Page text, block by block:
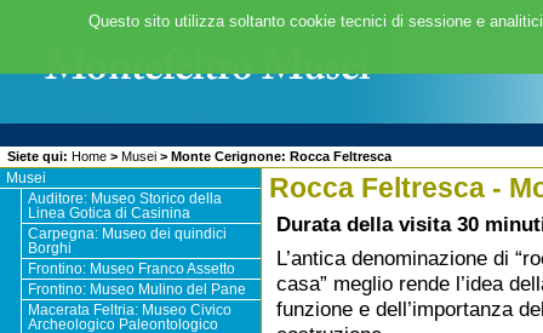
Siete qui: Home> Musei> Monte Cerignone: Rocca Feltresca
Musei
Auditore: Museo Storico della
Linea Gotica di Casinina
Carpegna: Museo dei quindici
Borghi
Frontino: Museo Franco Assetto
Frontino: Museo Mulino del Pane
Macerata Feltria: Museo Civico
Archeologico Paleontologico
Rocca Feltresca -
Durata della visita 30
L’antica denominazione di
casa” meglio rende l’idea
funzione e dell’importanza
Questo sito utilizza soltanto cookie tecnici di sessione e